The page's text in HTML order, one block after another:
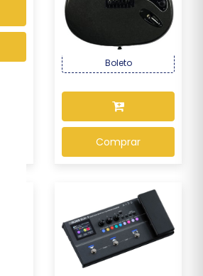
R$ 2.169,00
OU R$ 2.017,17 no PIX ou
Boleto
Comprar